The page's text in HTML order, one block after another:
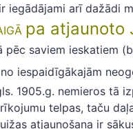
iegādājami arī dažādi
pa atjaunoto
pēc saviem ieskatiem
iespaidīgākajām
1905.g. nemieros
telpas, taču
atjaunošana ir